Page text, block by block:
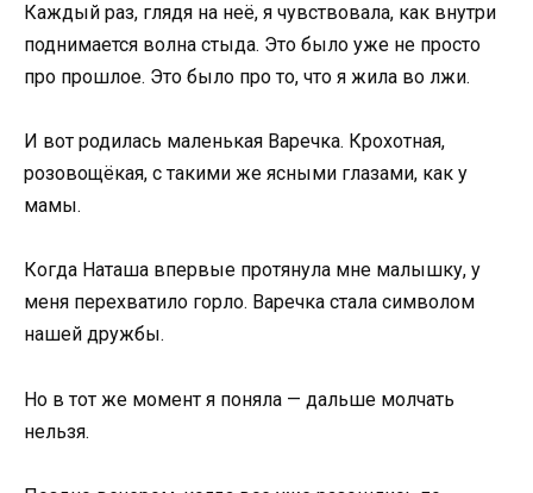
Каждый раз, глядя на неё, я чувствовала, как внутри
поднимается волна стыда. Это было уже не просто
про прошлое. Это было про то, что я жила во лжи.
И вот родилась маленькая Варечка. Крохотная,
розовощёкая, с такими же ясными глазами, как у
мамы.
Когда Наташа впервые протянула мне малышку, у
меня перехватило горло. Варечка стала символом
нашей дружбы.
Но в тот же момент я поняла — дальше молчать
нельзя.